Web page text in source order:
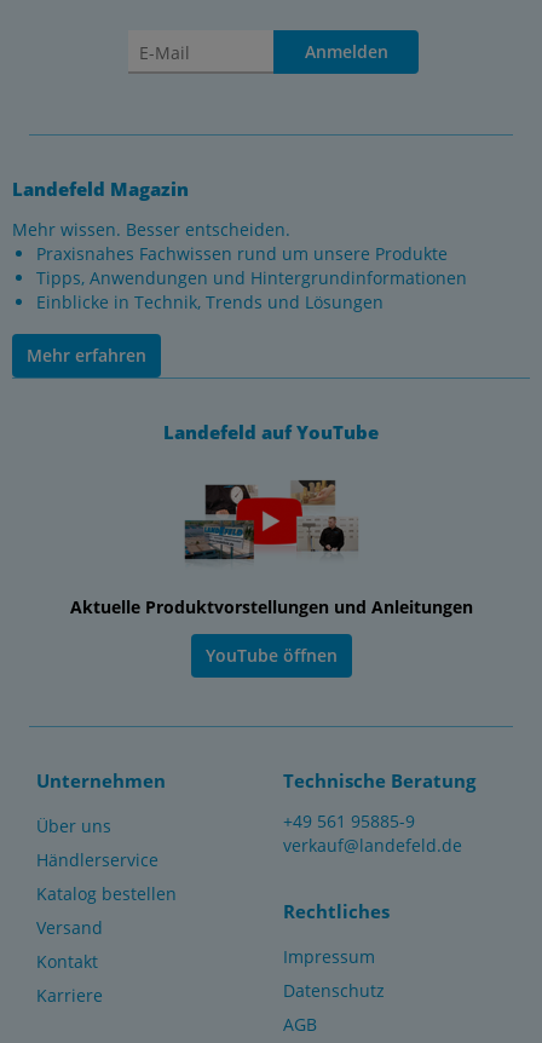
Anmelden
Landefeld Magazin
Mehr wissen. Besser entscheiden.
Praxisnahes Fachwissen rund um unsere Produkte
Tipps, Anwendungen und Hintergrundinformationen
Einblicke in Technik, Trends und Lösungen
Mehr erfahren
Landefeld auf YouTube
Aktuelle Produktvorstellungen und Anleitungen
YouTube öffnen
Unternehmen
Über uns
Händlerservice
Katalog bestellen
Versand
Kontakt
Karriere
Technische Beratung
+49 561 95885-9
verkauf@landefeld.de
Rechtliches
Impressum
Datenschutz
AGB